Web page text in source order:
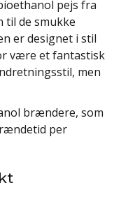
pejs fra
til de smukke
er designet i stil
være et fantastisk
men
brændere, som
per